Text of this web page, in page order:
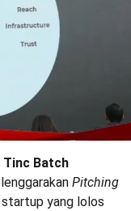
Tinc Batch
Pitching
yang lolos